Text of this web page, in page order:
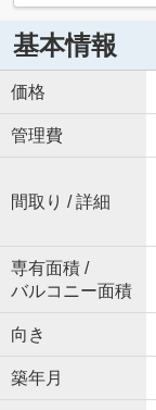
基本情報
価格
管理費
間取り / 詳細
専有面積 /
バルコニー面積
向き
築年月